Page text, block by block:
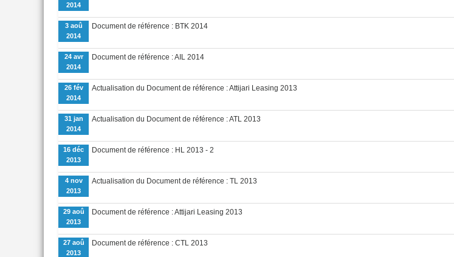
2014
3 aoû
2014
Document de référence : BTK 2014
24 avr
2014
Document de référence : AIL 2014
26 fév
2014
Actualisation du Document de référence : Attijari Leasing 2013
31 jan
2014
Actualisation du Document de référence : ATL 2013
16 déc
2013
Document de référence : HL 2013 - 2
4 nov
2013
Actualisation du Document de référence : TL 2013
29 aoû
2013
Document de référence : Attijari Leasing 2013
27 aoû
2013
Document de référence : CTL 2013